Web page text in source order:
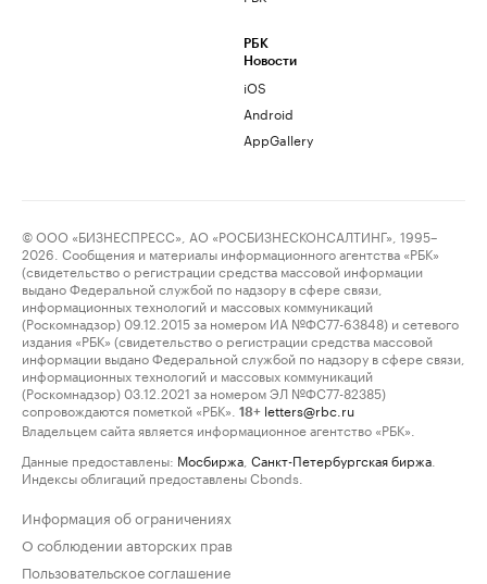
РБК
Новости
iOS
Android
AppGallery
© ООО «БИЗНЕСПРЕСС», АО «РОСБИЗНЕСКОНСАЛТИНГ», 1995–
2026. Сообщения и материалы информационного агентства «РБК»
(свидетельство о регистрации средства массовой информации
выдано Федеральной службой по надзору в сфере связи,
информационных технологий и массовых коммуникаций
(Роскомнадзор) 09.12.2015 за номером ИА №ФС77-63848) и сетевого
издания «РБК» (свидетельство о регистрации средства массовой
информации выдано Федеральной службой по надзору в сфере связи,
информационных технологий и массовых коммуникаций
(Роскомнадзор) 03.12.2021 за номером ЭЛ №ФС77-82385)
сопровождаются пометкой «РБК».
18+ letters@rbc.ru
Владельцем сайта является информационное агентство «РБК».
Данные предоставлены: Мосбиржа Санкт-Петербургская биржа
Индексы облигаций предоставлены Cbonds.
Информация об ограничениях
О соблюдении авторских прав
Пользовательское соглашение